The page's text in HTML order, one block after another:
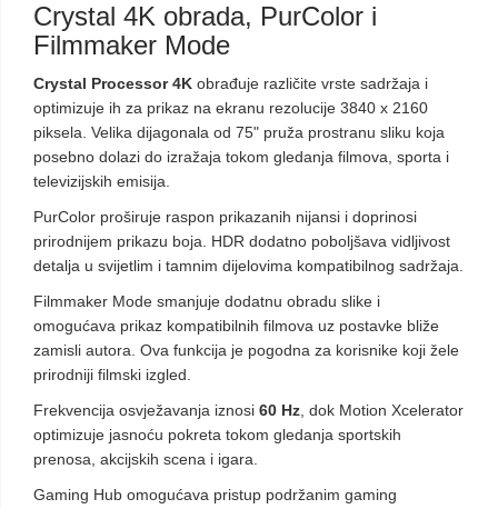
Crystal 4K obrada, PurColor i
Filmmaker Mode
Crystal Processor 4K obrađuje različite vrste sadržaja i
optimizuje ih za prikaz na ekranu rezolucije 3840 x 2160
piksela. Velika dijagonala od 75" pruža prostranu sliku koja
posebno dolazi do izražaja tokom gledanja filmova, sporta i
televizijskih emisija.
PurColor proširuje raspon prikazanih nijansi i doprinosi
prirodnijem prikazu boja. HDR dodatno poboljšava vidljivost
detalja u svijetlim i tamnim dijelovima kompatibilnog sadržaja.
Filmmaker Mode smanjuje dodatnu obradu slike i
omogućava prikaz kompatibilnih filmova uz postavke bliže
zamisli autora. Ova funkcija je pogodna za korisnike koji žele
prirodniji filmski izgled.
Frekvencija osvježavanja iznosi 60 Hz , dok Motion Xcelerator
optimizuje jasnoću pokreta tokom gledanja sportskih
prenosa, akcijskih scena i igara.
Gaming Hub omogućava pristup podržanim gaming